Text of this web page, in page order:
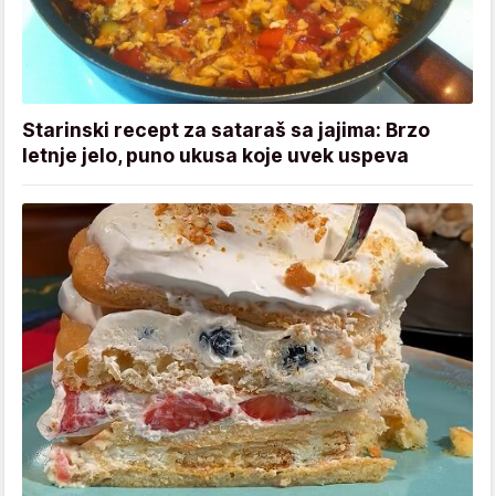
Starinski recept za sataraš sa jajima: Brzo
letnje jelo, puno ukusa koje uvek uspeva